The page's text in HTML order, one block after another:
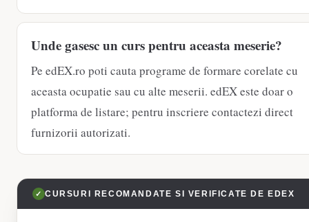
Unde gasesc un curs pentru aceasta meserie?
Pe edEX.ro poti cauta programe de formare corelate cu
aceasta ocupatie sau cu alte meserii. edEX este doar o
platforma de listare; pentru inscriere contactezi direct
furnizorii autorizati.
✓ CURSURI RECOMANDATE SI VERIFICATE DE EDEX